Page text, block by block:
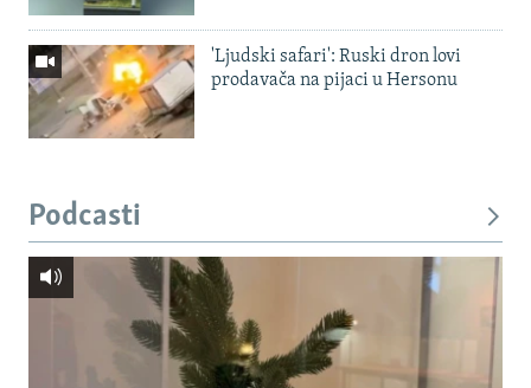
'Ljudski safari': Ruski dron lovi
prodavača na pijaci u Hersonu
Podcasti